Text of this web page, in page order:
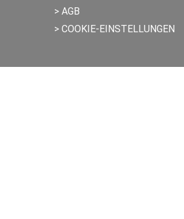
> AGB
> COOKIE-EINSTELLUNGEN